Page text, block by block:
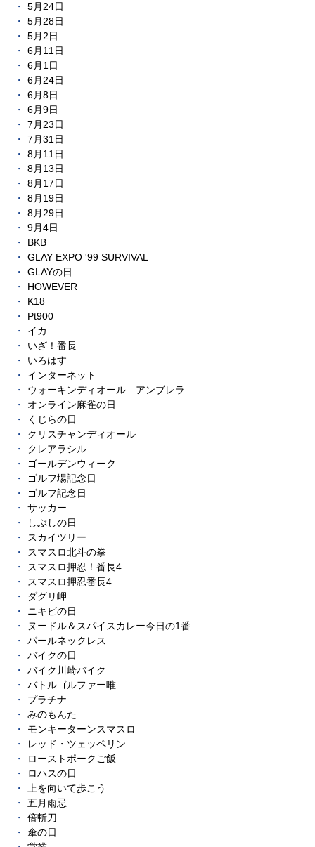
5月24日
5月28日
5月2日
6月11日
6月1日
6月24日
6月8日
6月9日
7月23日
7月31日
8月11日
8月13日
8月17日
8月19日
8月29日
9月4日
BKB
GLAY EXPO '99 SURVIVAL
GLAYの日
HOWEVER
K18
Pt900
イカ
いざ！番長
いろはす
インターネット
ウォーキンディオール アンブレラ
オンライン麻雀の日
くじらの日
クリスチャンディオール
クレアラシル
ゴールデンウィーク
ゴルフ場記念日
ゴルフ記念日
サッカー
しぶしの日
スカイツリー
スマスロ北斗の拳
スマスロ押忍！番長4
スマスロ押忍番長4
ダグリ岬
ニキビの日
ヌードル＆スパイスカレー今日の1番
パールネックレス
バイクの日
バイク川崎バイク
バトルゴルファー唯
プラチナ
みのもんた
モンキーターンスマスロ
レッド・ツェッペリン
ローストポークご飯
ロハスの日
上を向いて歩こう
五月雨忌
倍斬刀
傘の日